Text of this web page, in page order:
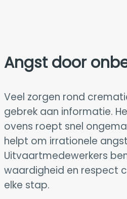
Angst door
Veel zorgen rond
gebrek aan informatie.
ovens roept snel
helpt om irrationele
Uitvaartmedewerkers
waardigheid en respect
elke stap.